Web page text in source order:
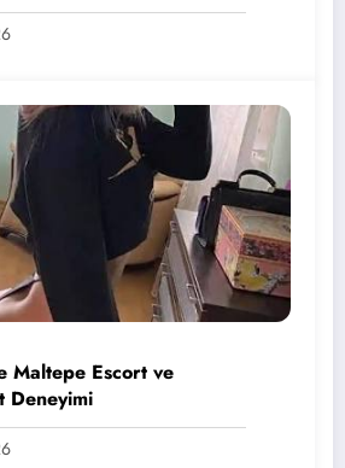
Maltepe Escort ve
Deneyimi